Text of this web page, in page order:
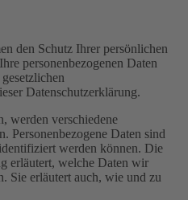
den Schutz Ihrer persönlichen
personenbezogenen Daten
Datenschutzerklärung.
werden verschiedene
Personenbezogene Daten sind
werden können. Die
erläutert, welche Daten wir
Sie erläutert auch, wie und zu